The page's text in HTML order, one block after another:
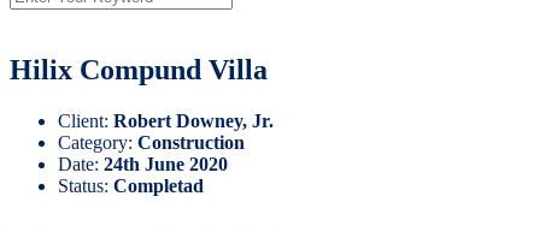
Hilix Compund Villa
Client: Robert Downey, Jr.
Category: Construction
Date: 24th June 2020
Status: Completad